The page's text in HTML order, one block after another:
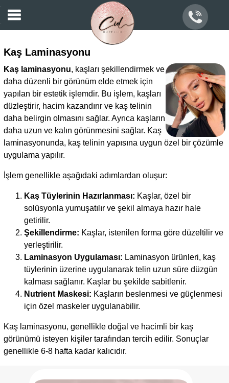
Hizmetlerimiz
Hakkımızda
İletişim
Kaş Laminasyonu
Kaş laminasyonu, kaşları şekillendirmek ve
daha düzenli bir görünüm elde etmek için
yapılan bir estetik işlemdir. Bu işlem, kaşları
düzleştirir, hacim kazandırır ve kaş telinin
daha belirgin olmasını sağlar. Ayrıca kaşların
daha uzun ve kalın görünmesini sağlar. Kaş
laminasyonunda, kaş telinin yapısına uygun özel bir çözümle
uygulama yapılır.
İşlem genellikle aşağıdaki adımlardan oluşur:
Kaş Tüylerinin Hazırlanması: Kaşlar, özel bir
solüsyonla yumuşatılır ve şekil almaya hazır hale
getirilir.
Şekillendirme: Kaşlar, istenilen forma göre düzeltilir ve
yerleştirilir.
Laminasyon Uygulaması: Laminasyon ürünleri, kaş
tüylerinin üzerine uygulanarak telin uzun süre düzgün
kalması sağlanır. Kaşlar bu şekilde sabitlenir.
Nutrient Maskesi: Kaşların beslenmesi ve güçlenmesi
için özel maskeler uygulanabilir.
Kaş laminasyonu, genellikle doğal ve hacimli bir kaş
görünümü isteyen kişiler tarafından tercih edilir. Sonuçlar
genellikle 6-8 hafta kadar kalıcıdır.